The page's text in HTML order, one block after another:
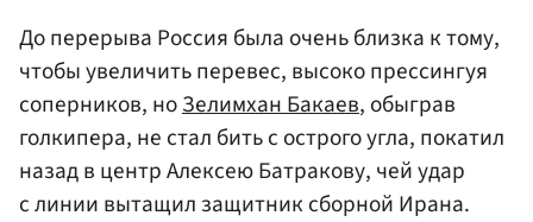
До перерыва Россия была очень близка к тому,
чтобы увеличить перевес, высоко прессингуя
соперников, ноЗелимхан Бакаев, обыграв
голкипера, не стал бить с острого угла, покатил
назад в центр Алексею Батракову, чей удар
с линии вытащил защитник сборной Ирана.